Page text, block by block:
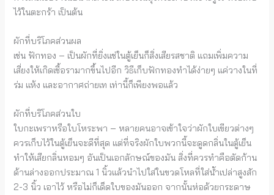
ไว้ในตะกร้า เป็นต้น
ผักที่บริโภคส่วนผล
เช่น ฟักทอง – เป็นผักที่ยิ่งแช่ในตู้เย็นก็สิ่งเสียรสชาติ แถมเพิ่มความ
เสี่ยงให้เกิดเชื้อรามากขึ้นไปอีก วิธีเก็บฟักทองทำได้ง่ายๆ แค่วางในที่
ร่ม แห้ง และอากาศถ่ายเท เท่านี้ก็เพียงพอแล้ว
ผักที่บริโภคส่วนใบ
ใบกะเพราหรือใบโหระพา – หลายคนอาจเข้าใจว่าผักใบเขียวต่างๆ
ควรเก็บไว้ในตู้เย็นจะดีที่สุด แต่ที่จริงผักใบพวกนี้จะดูดกลิ่นในตู้เย็น
ทำให้เสียกลิ่นหอมๆ อันเป็นเอกลักษณ์ของมัน สิ่งที่ควรทำคือตัดก้าน
ด้านล่างออกประมาณ 1 นิ้วแล้วนำไปใส่ในขวดโหลที่ใส่น้ำเปล่าสูงสัก
2-3 นิ้ว เอาไว้ หรือไม่ก็เด็ดใบของมันออก จากนั้นห่อด้วยกระดาษ